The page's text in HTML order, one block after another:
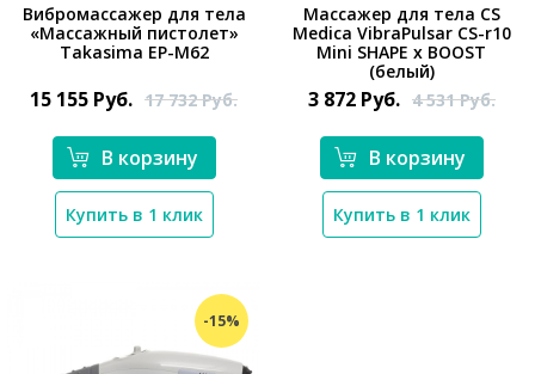
*}
Вибромассажер для тела
«Массажный пистолет»
Takasima EP-M62
15 155 Руб. 17 732Руб.
В корзину
Купить в 1 клик
*}
Массажер для тела CS
Medica VibraPulsar CS-r10
Mini SHAPE x BOOST
(белый)
3 872 Руб. 4 531Руб.
В корзину
Купить в 1 клик
-15%